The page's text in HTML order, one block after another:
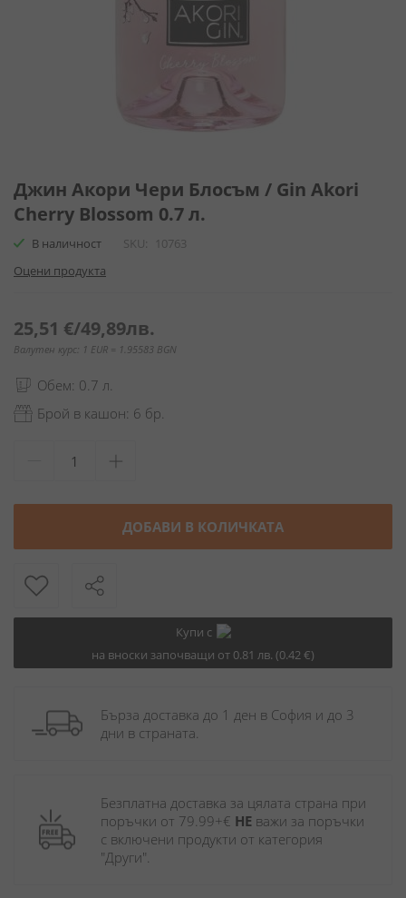
към
началото
на
галерия
снимки
Джин Акори Чери Блосъм / Gin Akori
Cherry Blossom 0.7 л.
В наличност SKU
10763
Оцени продукта
25,51 €/49,89лв.
Валутен курс: 1 EUR = 1.95583 BGN
Обем: 0.7 л.
Брой в кашон: 6 бр.
ДОБАВИ В КОЛИЧКАТА
Купи с
на вноски започващи от 0.81 лв. (0.42 €)
Бърза доставка до 1 ден в София и до 3
дни в страната.
Безплатна доставка за цялата страна при
поръчки от 79.99+€ НЕ важи за поръчки
с включени продукти от категория
"Други".